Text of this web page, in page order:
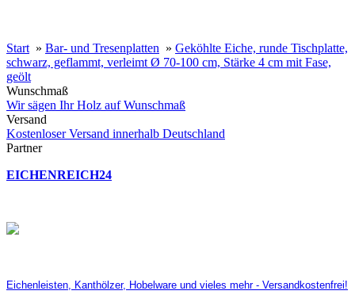
Start » Bar- und Tresenplatten » Geköhlte Eiche, runde Tischplatte,
schwarz, geflammt, verleimt Ø 70-100 cm, Stärke 4 cm mit Fase,
geölt
Wunschmaß
Wir sägen Ihr Holz auf Wunschmaß
Versand
Kostenloser Versand innerhalb Deutschland
Partner
EICHENREICH24
Eichenleisten, Kanthölzer, Hobelware und vieles mehr - Versandkostenfrei!